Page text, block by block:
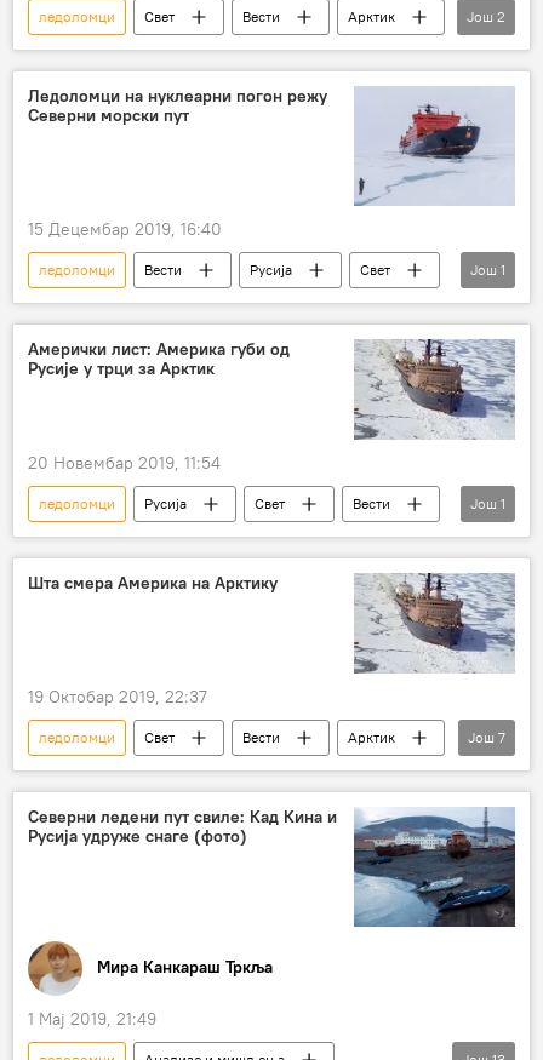
ледоломци Свет Вести
Арктик
Америка
Русија
Још 2
Ледоломци на нуклеарни погон режу
Северни морски пут
15 Децембар 2019, 16:40
ледоломци Вести Русија
Свет
Северни морски пут
Још 1
Амерички лист: Америка губи од
Русије у трци за Арктик
20 Новембар 2019, 11:54
ледоломци Русија Свет
Вести
Арктик
Још 1
Шта смера Америка на Арктику
19 Октобар 2019, 22:37
ледоломци Свет Вести
Арктик
Северни морски пут
Норвешка
противници
танкери
природни течни гас
Екологија
Још 7
Северни ледени пут свиле: Кад Кина и
Русија удруже снаге (фото)
Мира Канкараш Тркља
1 Мај 2019, 21:49